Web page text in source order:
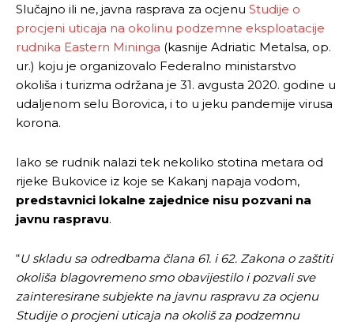
Slučajno ili ne, javna rasprava za ocjenu Studije o
procjeni uticaja na okolinu podzemne eksploatacije
rudnika Eastern Mininga (kasnije Adriatic Metalsa, op.
ur.) koju je organizovalo Federalno ministarstvo
okoliša i turizma održana je 31. avgusta 2020. godine u
udaljenom selu Borovica, i to u jeku pandemije virusa
korona.
Iako se rudnik nalazi tek nekoliko stotina metara od
rijeke Bukovice iz koje se Kakanj napaja vodom,
predstavnici lokalne zajednice nisu pozvani na
javnu raspravu.
“U skladu sa odredbama člana 61. i 62. Zakona o zaštiti
okoliša blagovremeno smo obavijestilo i pozvali sve
zainteresirane subjekte na javnu raspravu za ocjenu
Studije o procjeni uticaja na okoliš za podzemnu